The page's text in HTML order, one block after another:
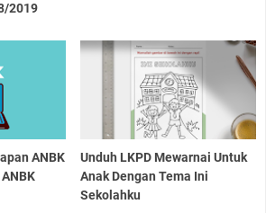
2019
ANBK
Unduh LKPD Mewarnai Untuk
Anak Dengan Tema Ini
Sekolahku